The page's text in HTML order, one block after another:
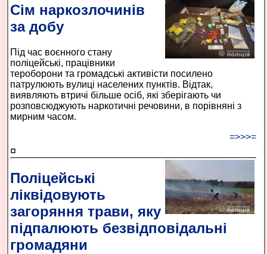
Сім наркозлочинів
за добу
Під час воєнного стану
поліцейські, працівники
тероборони та громадські активісти посилено
патрулюють вулиці населених пунктів. Відтак,
виявляють втричі більше осіб, які зберігають чи
розповсюджують наркотичні речовини, в порівняні з
мирним часом.
=>>>=
¤
Поліцейські
ліквідовують
загоряння трави, яку
підпалюють безвідповідальні
громадяни